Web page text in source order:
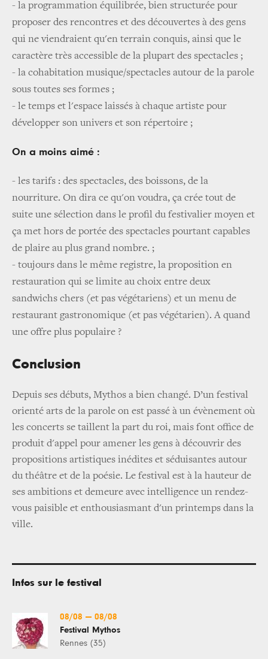
- la programmation équilibrée, bien structurée pour
proposer des rencontres et des découvertes à des gens
qui ne viendraient qu'en terrain conquis, ainsi que le
caractère très accessible de la plupart des spectacles ;
- la cohabitation musique/spectacles autour de la parole
sous toutes ses formes ;
- le temps et l'espace laissés à chaque artiste pour
développer son univers et son répertoire ;
On a moins aimé :
- les tarifs : des spectacles, des boissons, de la
nourriture. On dira ce qu'on voudra, ça crée tout de
suite une sélection dans le profil du festivalier moyen et
ça met hors de portée des spectacles pourtant capables
de plaire au plus grand nombre. ;
- toujours dans le même registre, la proposition en
restauration qui se limite au choix entre deux
sandwichs chers (et pas végétariens) et un menu de
restaurant gastronomique (et pas végétarien). A quand
une offre plus populaire ?
Conclusion
Depuis ses débuts, Mythos a bien changé. D’un festival
orienté arts de la parole on est passé à un évènement où
les concerts se taillent la part du roi, mais font office de
produit d'appel pour amener les gens à découvrir des
propositions artistiques inédites et séduisantes autour
du théâtre et de la poésie. Le festival est à la hauteur de
ses ambitions et demeure avec intelligence un rendez-
vous paisible et enthousiasmant d'un printemps dans la
ville.
Infos sur le festival
08/08 — 08/08
Festival Mythos
Rennes (35)